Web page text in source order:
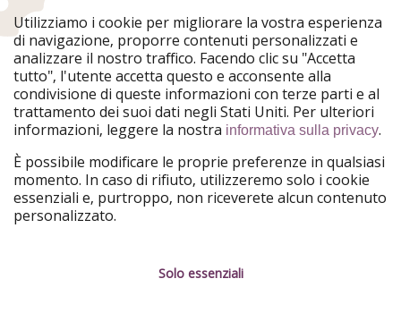
WakacyjniPiraci
Ferienpiraten
Urlaubspiraten
Urlaubspiraten
ViajerosPiratas
TravelPirates
Il nostro gruppo
HolidayPirates Group
Conoscici meglio
Chi siamo
Lavora con noi
Informazioni legali
Termini d' Uso
Utilizziamo i cookie per migliorare la vostra esperienza
di navigazione, proporre contenuti personalizzati e
analizzare il nostro traffico. Facendo clic su "Accetta
tutto", l'utente accetta questo e acconsente alla
condivisione di queste informazioni con terze parti e al
trattamento dei suoi dati negli Stati Uniti. Per ulteriori
informazioni, leggere la nostra informativa sulla privacy.
È possibile modificare le proprie preferenze in qualsiasi
momento. In caso di rifiuto, utilizzeremo solo i cookie
essenziali e, purtroppo, non riceverete alcun contenuto
personalizzato.
Solo essenziali